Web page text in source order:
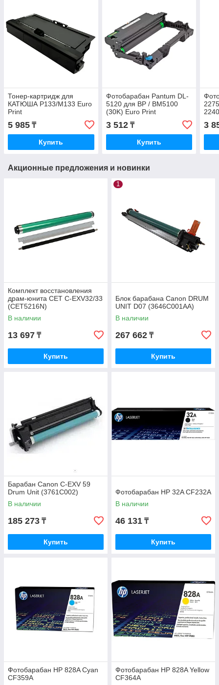
Тонер-картридж для
КАТЮША P133/M133 Euro
Print
5 985 ₸
Купить
Фотобарабан Pantum DL-
5120 для BP / BM5100
(30K) Euro Print
3 512₸
Купить
3
Акционные предложения и новинки
Комплект восстановления
драм-юнита CET C-EXV32/33
(CET5216N)
В наличии
13 697 ₸
Купить
1
Блок барабана Canon DRUM
UNIT D07 (3646C001AA)
В наличии
267 662 ₸
Купить
Барабан Canon C-EXV 59
Drum Unit (3761C002)
В наличии
185 273 ₸
Купить
Фотобарабан HP 32A CF232A
В наличии
46 131 ₸
Купить
Фотобарабан HP 828A Cyan
CF359A
Фотобарабан HP 828A Yellow
CF364A